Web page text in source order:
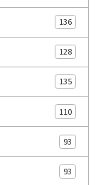
136
128
135
110
93
93